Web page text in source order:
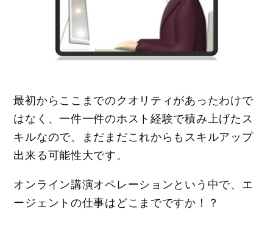
最初からここまでのクオリティがあったわけで
はなく、一件一件のホスト経験で積み上げたス
キルなので、まだまだこれからもスキルアップ
出来る可能性大です。
オンライン講演オペレーションという中で、エ
ージェントの仕事はどこまでですか！？